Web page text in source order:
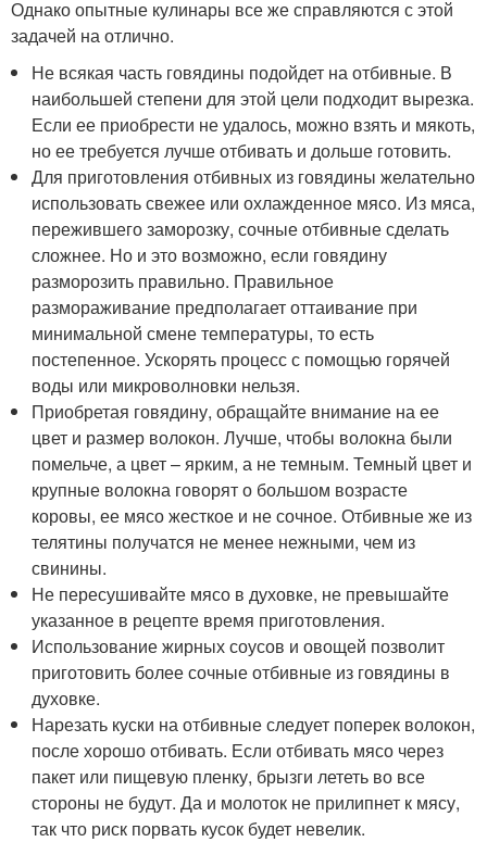
Однако опытные кулинары все же справляются с этой
задачей на отлично.
Не всякая часть говядины подойдет на отбивные. В
наибольшей степени для этой цели подходит вырезка.
Если ее приобрести не удалось, можно взять и мякоть,
но ее требуется лучше отбивать и дольше готовить.
Для приготовления отбивных из говядины желательно
использовать свежее или охлажденное мясо. Из мяса,
пережившего заморозку, сочные отбивные сделать
сложнее. Но и это возможно, если говядину
разморозить правильно. Правильное
размораживание предполагает оттаивание при
минимальной смене температуры, то есть
постепенное. Ускорять процесс с помощью горячей
воды или микроволновки нельзя.
Приобретая говядину, обращайте внимание на ее
цвет и размер волокон. Лучше, чтобы волокна были
помельче, а цвет – ярким, а не темным. Темный цвет и
крупные волокна говорят о большом возрасте
коровы, ее мясо жесткое и не сочное. Отбивные же из
телятины получатся не менее нежными, чем из
свинины.
Не пересушивайте мясо в духовке, не превышайте
указанное в рецепте время приготовления.
Использование жирных соусов и овощей позволит
приготовить более сочные отбивные из говядины в
духовке.
Нарезать куски на отбивные следует поперек волокон,
после хорошо отбивать. Если отбивать мясо через
пакет или пищевую пленку, брызги лететь во все
стороны не будут. Да и молоток не прилипнет к мясу,
так что риск порвать кусок будет невелик.